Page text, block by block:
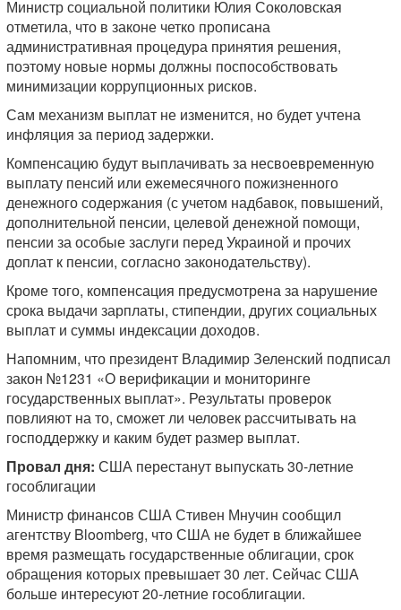
Министр социальной политики Юлия Соколовская
отметила, что в законе четко прописана
административная процедура принятия решения,
поэтому новые нормы должны поспособствовать
минимизации коррупционных рисков.
Сам механизм выплат не изменится, но будет учтена
инфляция за период задержки.
Компенсацию будут выплачивать за несвоевременную
выплату пенсий или ежемесячного пожизненного
денежного содержания (с учетом надбавок, повышений,
дополнительной пенсии, целевой денежной помощи,
пенсии за особые заслуги перед Украиной и прочих
доплат к пенсии, согласно законодательству).
Кроме того, компенсация предусмотрена за нарушение
срока выдачи зарплаты, стипендии, других социальных
выплат и суммы индексации доходов.
Напомним, что президент Владимир Зеленский подписал
закон №1231 «О верификации и мониторинге
государственных выплат». Результаты проверок
повлияют на то, сможет ли человек рассчитывать на
господдержку и каким будет размер выплат.
Провал дня: США перестанут выпускать 30-летние
гособлигации
Министр финансов США Стивен Мнучин сообщил
агентству Bloomberg, что США не будет в ближайшее
время размещать государственные облигации, срок
обращения которых превышает 30 лет. Сейчас США
больше интересуют 20-летние гособлигации.